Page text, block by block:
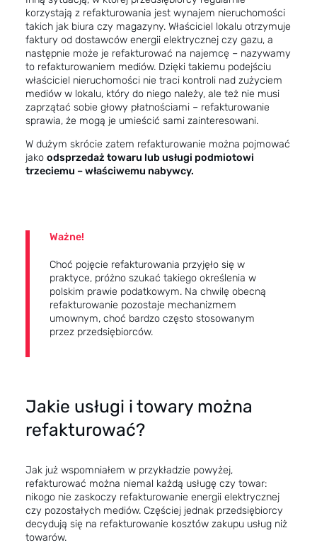
korzystają z refakturowania jest wynajem nieruchomości
takich jak biura czy magazyny. Właściciel lokalu otrzymuje
faktury od dostawców energii elektrycznej czy gazu, a
następnie może je refakturować na najemcę – nazywamy
to refakturowaniem mediów. Dzięki takiemu podejściu
właściciel nieruchomości nie traci kontroli nad zużyciem
mediów w lokalu, który do niego należy, ale też nie musi
zaprzątać sobie głowy płatnościami – refakturowanie
sprawia, że mogą je umieścić sami zainteresowani.
W dużym skrócie zatem refakturowanie można pojmować
jako odsprzedaż towaru lub usługi podmiotowi
trzeciemu – właściwemu nabywcy.
Ważne!
Choć pojęcie refakturowania przyjęło się w
praktyce, próżno szukać takiego określenia w
polskim prawie podatkowym. Na chwilę obecną
refakturowanie pozostaje mechanizmem
umownym, choć bardzo często stosowanym
przez przedsiębiorców.
Jakie usługi i towary można
refakturować?
Jak już wspomniałem w przykładzie powyżej,
refakturować można niemal każdą usługę czy towar:
nikogo nie zaskoczy refakturowanie energii elektrycznej
czy pozostałych mediów. Częściej jednak przedsiębiorcy
decydują się na refakturowanie kosztów zakupu usług niż
towarów.